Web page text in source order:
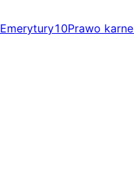
Emerytury10Prawo karne